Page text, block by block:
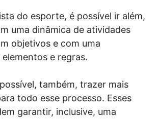
do esporte, é possível ir além,
uma dinâmica de atividades
objetivos e com uma
e regras.
também, trazer mais
todo esse processo. Esses
garantir, inclusive, uma